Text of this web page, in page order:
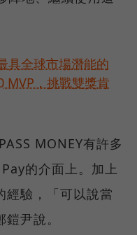
具全球市場潛能的
MVP，挑戰雙獎肯
MONEY有許多
的介面上。加上
經驗，「可以說當
尹說。